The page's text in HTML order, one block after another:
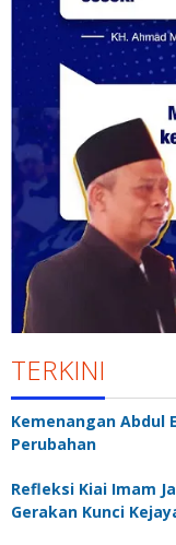
TERKINI
Kemenangan Abdul
Perubahan
Refleksi Kiai Imam
Gerakan Kunci